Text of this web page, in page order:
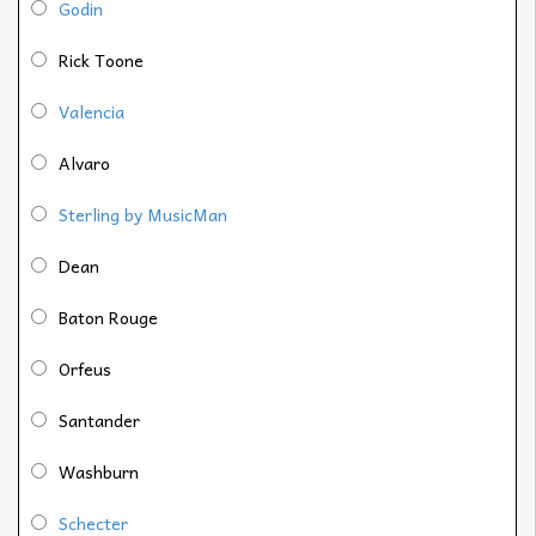
Godin
Rick Toone
Valencia
Alvaro
Sterling by MusicMan
Dean
Baton Rouge
Orfeus
Santander
Washburn
Schecter